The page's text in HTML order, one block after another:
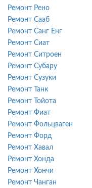
Ремонт Рено
Ремонт Сааб
Ремонт Санг Енг
Ремонт Сиат
Ремонт Ситроен
Ремонт Субару
Ремонт Сузуки
Ремонт Танк
Ремонт Тойота
Ремонт Фиат
Ремонт Фольцваген
Ремонт Форд
Ремонт Хавал
Ремонт Хонда
Ремонт Хончи
Ремонт Чанган